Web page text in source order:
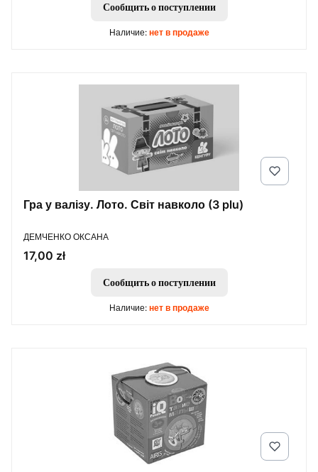
Сообщить о поступлении
Наличие: нет в продаже
Гра у валізу. Лото. Світ навколо (3 plu)
ПРОИЗВОДИТЕЛЬ
ДЕМЧЕНКО ОКСАНА
Цена
17,00 zł
Сообщить о поступлении
Наличие: нет в продаже